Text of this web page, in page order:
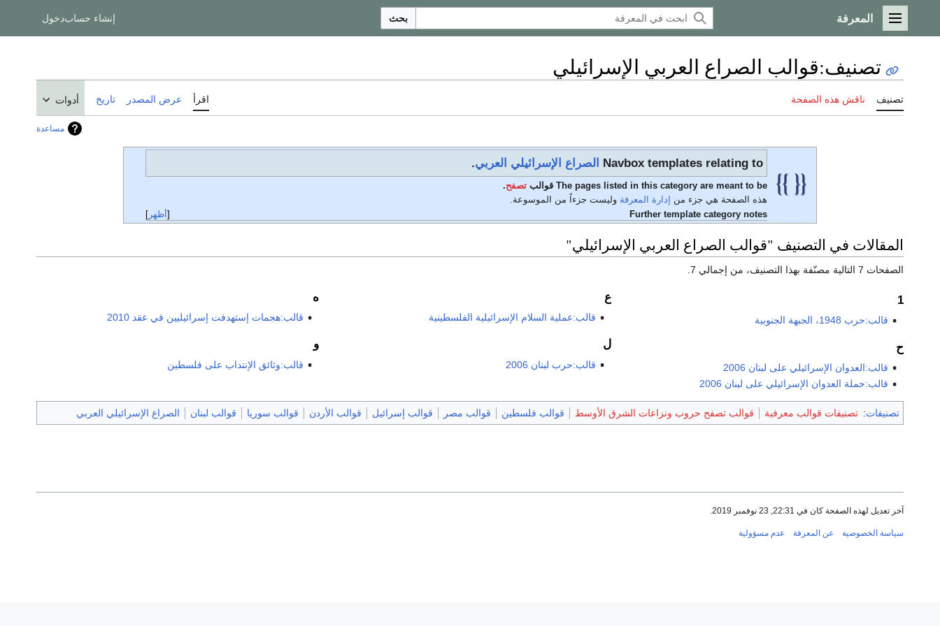
القائمة الرئيسية
المعرفة بحث إنشاء حسابدخول
تصنيف:قوالب الصراع العربي الإسرائيلي
تصنيف ناقش هذه الصفحة اقرأ عرض المصدر تاريخ أدوات
مساعدة
Navbox templates relating to الصراع الإسرائيلي العربي.
The pages listed in this category are meant to be قوالب تصفح.
هذه الصفحة هي جزء من
إدارة المعرفة وليست جزءاً من الموسوعة.
أظهر Further template category notes
المقالات في التصنيف "قوالب الصراع العربي الإسرائيلي"
الصفحات 7 التالية مصنّفة بهذا التصنيف، من إجمالي 7.
1
قالب:حرب 1948، الجبهة الجنوبية
ح
قالب:العدوان الإسرائيلي على لبنان 2006
قالب:حملة العدوان الإسرائيلي على لبنان 2006
ع
قالب:عملية السلام الإسرائيلية الفلسطينية
ل
قالب:حرب لبنان 2006
ه
قالب:هجمات إستهدفت إسرائيليين في عقد 2010
و
قالب:وثائق الإنتداب على فلسطين
تصنيفات: تصنيفات قوالب معرفية قوالب تصفح حروب ونزاعات الشرق الأوسط قوالب فلسطين قوالب مصر قوالب إسرائيل قوالب الأردن قوالب سوريا قوالب لبنان الصراع الإسرائيلي العربي
آخر تعديل لهذه الصفحة كان في 22:31, 23 نوفمبر 2019.
سياسة الخصوصية عن المعرفة عدم مسؤولية